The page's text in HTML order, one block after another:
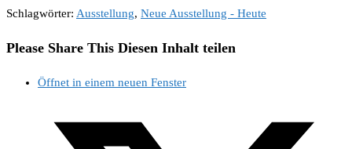
Schlagwörter: Ausstellung, Neue Ausstellung - Heute
Please Share This Diesen Inhalt teilen
Öffnet in einem neuen Fenster